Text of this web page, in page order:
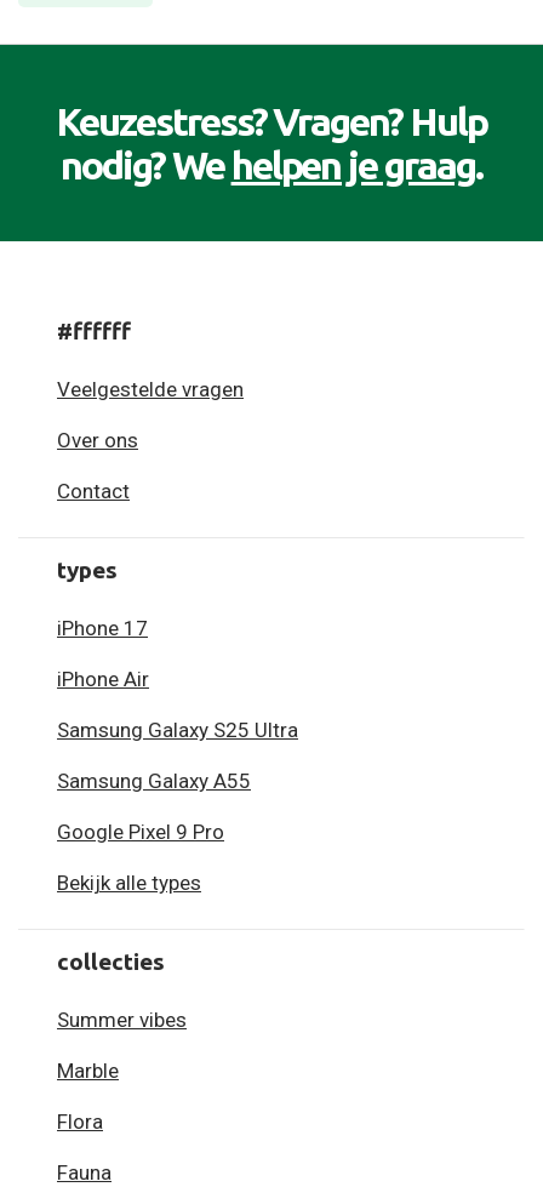
Keuzestress? Vragen? Hulp
nodig? Wehelpen je graag.
#ffffff
Veelgestelde vragen
Over ons
Contact
types
iPhone 17
iPhone Air
Samsung Galaxy S25 Ultra
Samsung Galaxy A55
Google Pixel 9 Pro
Bekijk alle types
collecties
Summer vibes
Marble
Flora
Fauna